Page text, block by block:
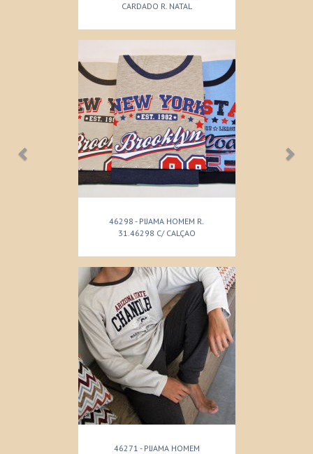
CARDADO R. NATAL
46298 - PIJAMA HOMEM R.
31.46298 C/ CALÇAO
46271 - PIJAMA HOMEM